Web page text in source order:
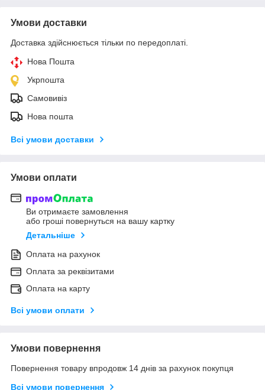
Умови доставки
Доставка здійснюється тільки по передоплаті.
Нова Пошта
Укрпошта
Самовивіз
Нова пошта
Всі умови доставки
Умови оплати
Ви отримаєте замовлення
або гроші повернуться на вашу картку
Детальніше
Оплата на рахунок
Оплата за реквізитами
Оплата на карту
Всі умови оплати
Умови повернення
Повернення товару впродовж 14 днів за рахунок покупця
Всі умови повернення